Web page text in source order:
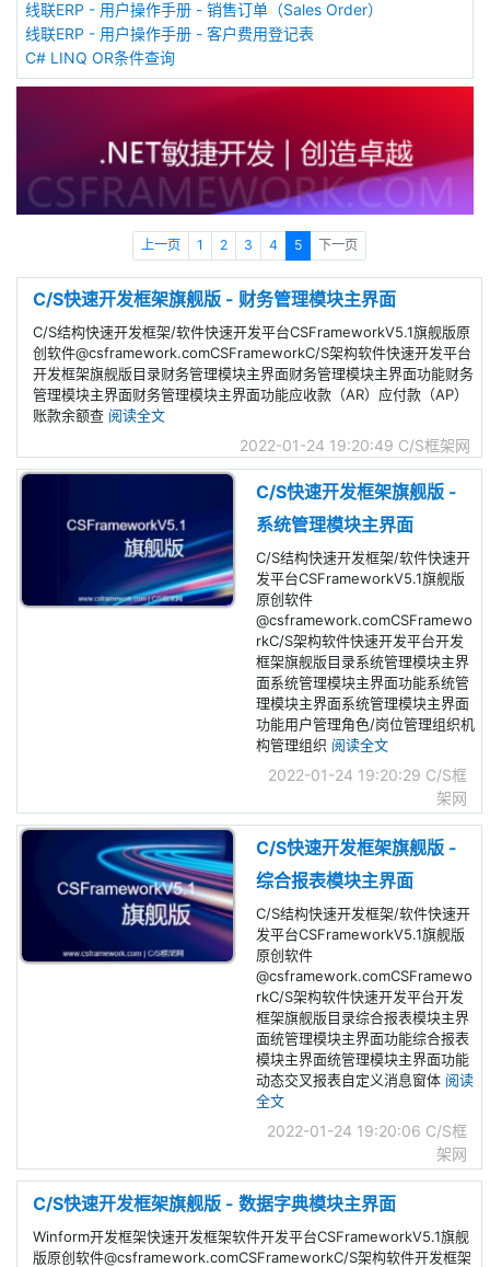
线联ERP - 用户操作手册 - 销售订单（Sales Order）
线联ERP - 用户操作手册 - 客户费用登记表
C# LINQ OR条件查询
上一页 1 2 3 4 5 下一页
C/S快速开发框架旗舰版 - 财务管理模块主界面
C/S结构快速开发框架/软件快速开发平台CSFrameworkV5.1旗舰版原
创软件@csframework.comCSFrameworkC/S架构软件快速开发平台
开发框架旗舰版目录财务管理模块主界面财务管理模块主界面功能财务
管理模块主界面财务管理模块主界面功能应收款（AR）应付款（AP）
账款余额查 阅读全文
2022-01-24 19:20:49 C/S框架网
C/S快速开发框架旗舰版 -
系统管理模块主界面
C/S结构快速开发框架/软件快速开
发平台CSFrameworkV5.1旗舰版
原创软件
@csframework.comCSFramewo
rkC/S架构软件快速开发平台开发
框架旗舰版目录系统管理模块主界
面系统管理模块主界面功能系统管
理模块主界面系统管理模块主界面
功能用户管理角色/岗位管理组织机
构管理组织 阅读全文
2022-01-24 19:20:29 C/S框
架网
C/S快速开发框架旗舰版 -
综合报表模块主界面
C/S结构快速开发框架/软件快速开
发平台CSFrameworkV5.1旗舰版
原创软件
@csframework.comCSFramewo
rkC/S架构软件快速开发平台开发
框架旗舰版目录综合报表模块主界
面统管理模块主界面功能综合报表
模块主界面统管理模块主界面功能
动态交叉报表自定义消息窗体 阅读
全文
2022-01-24 19:20:06 C/S框
架网
C/S快速开发框架旗舰版 - 数据字典模块主界面
Winform开发框架快速开发框架软件开发平台CSFrameworkV5.1旗舰
版原创软件@csframework.comCSFrameworkC/S架构软件开发框架